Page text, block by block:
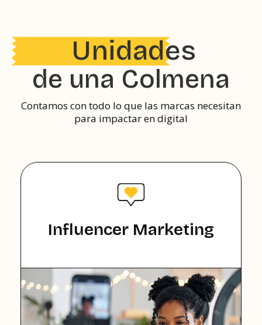
Unidades
de una Colmena
Contamos con todo lo que las marcas necesitan
para impactar en digital
Influencer Marketing